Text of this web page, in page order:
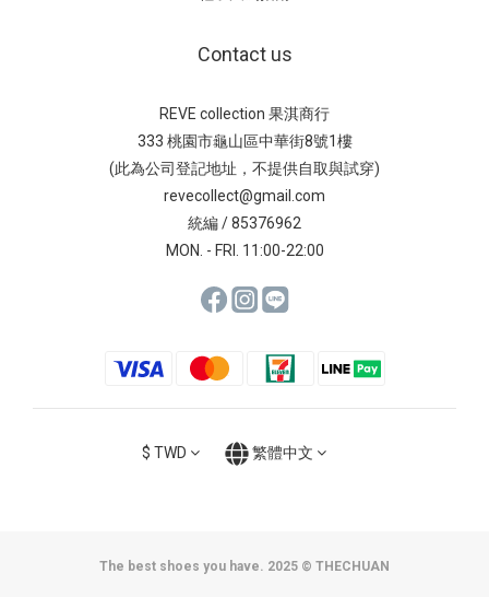
Contact us
REVE collection 果淇商行
333 桃園市龜山區中華街8號1樓
(此為公司登記地址，不提供自取與試穿)
revecollect@gmail.com
統編 / 85376962
MON. - FRI. 11:00-22:00
$ TWD 繁體中文
The best shoes you have. 2025 © THECHUAN